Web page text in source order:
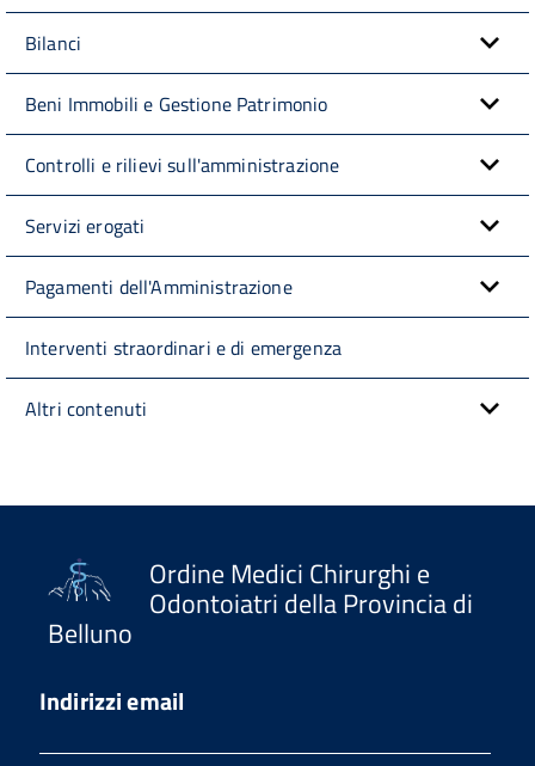
Bilanci
Beni Immobili e Gestione Patrimonio
Controlli e rilievi sull'amministrazione
Servizi erogati
Pagamenti dell'Amministrazione
Interventi straordinari e di emergenza
Altri contenuti
Ordine Medici Chirurghi e
Odontoiatri della Provincia di
Belluno
Indirizzi email